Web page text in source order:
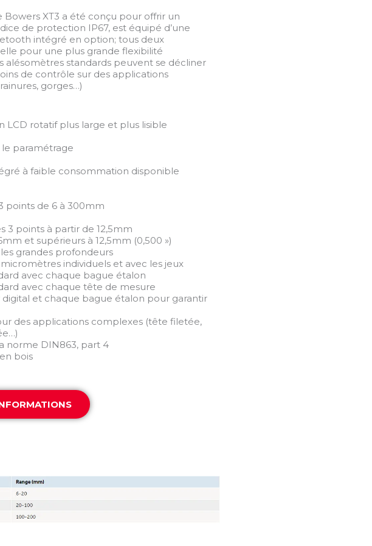
XT3 a été conçu pour offrir un
de protection IP67, est équipé d’une
intégré en option; tous deux
pour une plus grande flexibilité
alésomètres standards peuvent se décliner
de contrôle sur des applications
gorges…)
LCD rotatif plus large et plus lisible
paramétrage
à faible consommation disponible
points de 6 à 300mm
3 points à partir de 12,5mm
et supérieurs à 12,5mm (0,500 »)
grandes profondeurs
individuels et avec les jeux
avec chaque bague étalon
avec chaque tête de mesure
et chaque bague étalon pour garantir
des applications complexes (tête filetée,
norme DIN863, part 4
bois